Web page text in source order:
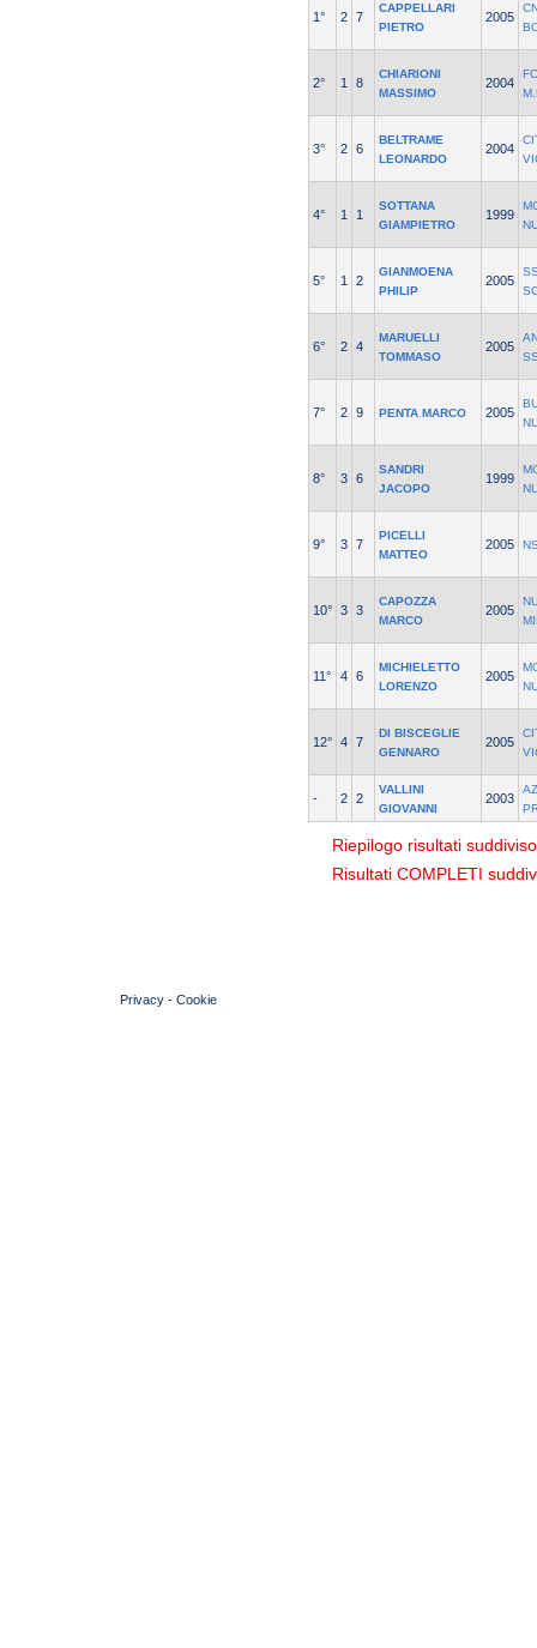
1° 2 7
CAPPELLARI
PIETRO
2005
2° 1 8
CHIARIONI
MASSIMO
2004
3° 2 6
BELTRAME
LEONARDO
2004
4° 1 1
SOTTANA
GIAMPIETRO
1999
5° 1 2
GIANMOENA
PHILIP
2005
6° 2 4
MARUELLI
TOMMASO
2005
7° 2 9 PENTA MARCO 2005
8° 3 6
SANDRI
JACOPO
1999
9° 3 7
PICELLI
MATTEO
2005
10° 3 3
CAPOZZA
MARCO
2005
11° 4 6
MICHIELETTO
LORENZO
2005
12° 4 7
DI BISCEGLIE
GENNARO
2005
- 2 2
VALLINI
GIOVANNI
2003
Riepilogo risultati
Risultati COMPLETI
Privacy - Cookie